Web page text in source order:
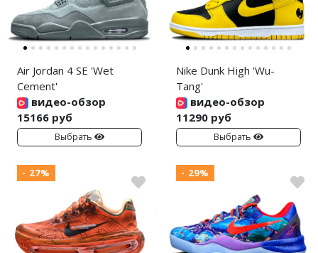
Air Jordan 4 SE 'Wet
Cement'
видео-обзор
15166 руб
Выбрать
Nike Dunk High 'Wu-
Tang'
видео-обзор
11290 руб
Выбрать
- 27% - 29%